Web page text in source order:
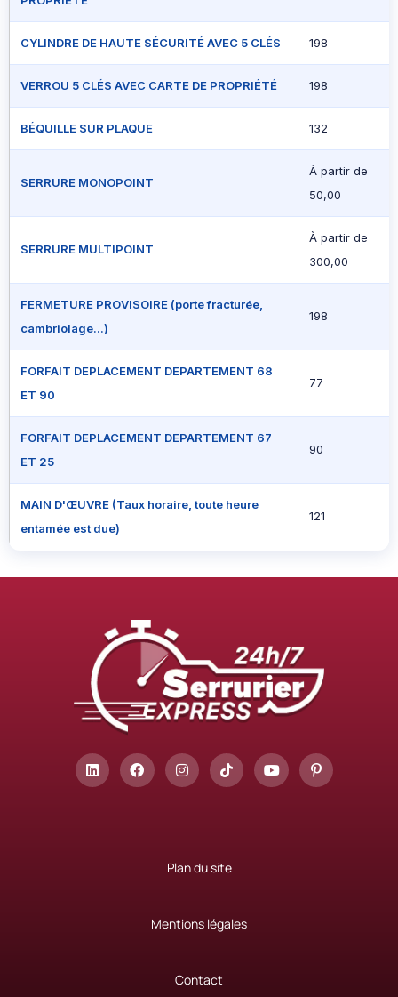
CYLINDRE DE HAUTE SÉCURITÉ AVEC 5 CLÉS 198
VERROU 5 CLÉS AVEC CARTE DE PROPRIÉTÉ 198
BÉQUILLE SUR PLAQUE 132
SERRURE MONOPOINT
À partir de
50,00
SERRURE MULTIPOINT
À partir de
300,00
FERMETURE PROVISOIRE (porte fracturée,
cambriolage...)
198
FORFAIT DEPLACEMENT DEPARTEMENT 68
ET 90
77
FORFAIT DEPLACEMENT DEPARTEMENT 67
ET 25
90
MAIN D'ŒUVRE (Taux horaire, toute heure
entamée est due)
121
Plan du site
Mentions légales
Contact